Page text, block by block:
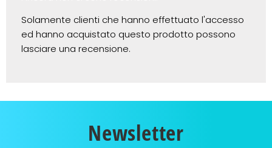
Solamente clienti che hanno effettuato l'accesso
ed hanno acquistato questo prodotto possono
lasciare una recensione.
Newsletter